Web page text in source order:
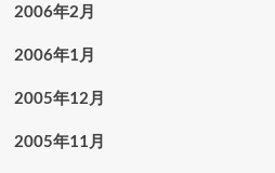
2006年2月
2006年1月
2005年12月
2005年11月